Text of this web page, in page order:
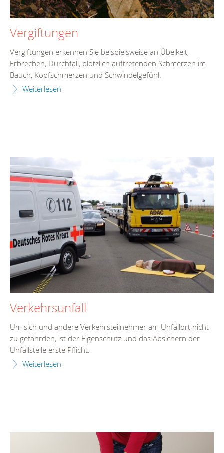
Vergiftungen
Vergiftungen erkennen Sie beispielsweise an Übelkeit,
Erbrechen, Durchfall, plötzlich auftretenden Schmerzen im
Bauch, Kopfschmerzen und Schwindelgefühl.
Weiterlesen
Verkehrsunfall
Um sich und andere Verkehrsteilnehmer am Unfallort nicht
zu gefährden, ist der Eigenschutz und das Absichern der
Unfallstelle erste Pflicht.
Weiterlesen